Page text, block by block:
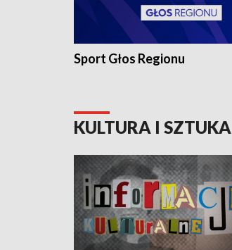
Sport Głos Regionu
KULTURA I SZTUKA